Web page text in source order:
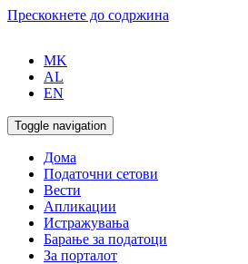
Прескокнете до содржина
MK
AL
EN
Toggle navigation
Дома
Податочни сетови
Вести
Апликации
Истражувања
Барање за податоци
За порталот